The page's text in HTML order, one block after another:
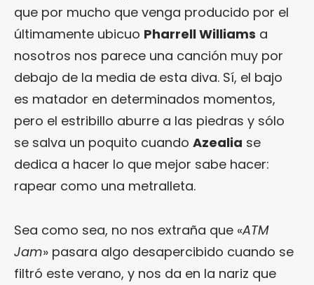
que por mucho que venga producido por el
últimamente ubicuo Pharrell Williams a
nosotros nos parece una canción muy por
debajo de la media de esta diva. Sí, el bajo
es matador en determinados momentos,
pero el estribillo aburre a las piedras y sólo
se salva un poquito cuando Azealia se
dedica a hacer lo que mejor sabe hacer:
rapear como una metralleta.
Sea como sea, no nos extraña que «ATM
Jam» pasara algo desapercibido cuando se
filtró este verano, y nos da en la nariz que